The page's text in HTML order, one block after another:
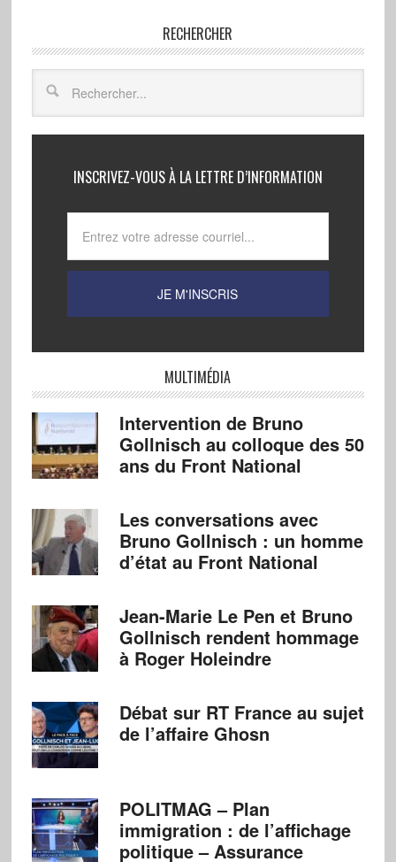
RECHERCHER
INSCRIVEZ-VOUS À LA LETTRE D’INFORMATION
MULTIMÉDIA
Intervention de Bruno
Gollnisch au colloque des 50
ans du Front National
Les conversations avec
Bruno Gollnisch : un homme
d’état au Front National
Jean-Marie Le Pen et Bruno
Gollnisch rendent hommage
à Roger Holeindre
Débat sur RT France au sujet
de l’affaire Ghosn
POLITMAG – Plan
immigration : de l’affichage
politique – Assurance